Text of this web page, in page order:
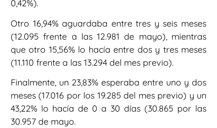
0,42%).
Otro 16,94% aguardaba entre tres y seis meses
(12.095 frente a las 12.981 de mayo), mientras
que otro 15,56% lo hacía entre dos y tres meses
(11.110 frente a las 13.294 del mes previo).
Finalmente, un 23,83% esperaba entre uno y dos
meses (17.016 por los 19.285 del mes previo) y un
43,22% lo hacía de 0 a 30 días (30.865 por las
30.957 de mayo.